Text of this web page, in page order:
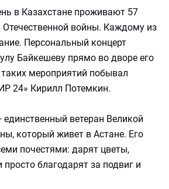
в Казахстане проживают 57
Отечественной войны. Каждому из
Персональный концерт
Байкешеву прямо во дворе его
мероприятий побывал
24» Кирилл Потемкин.
ветеран Великой
который живет в Астане. Его
почестями: дарят цветы,
благодарят за подвиг и